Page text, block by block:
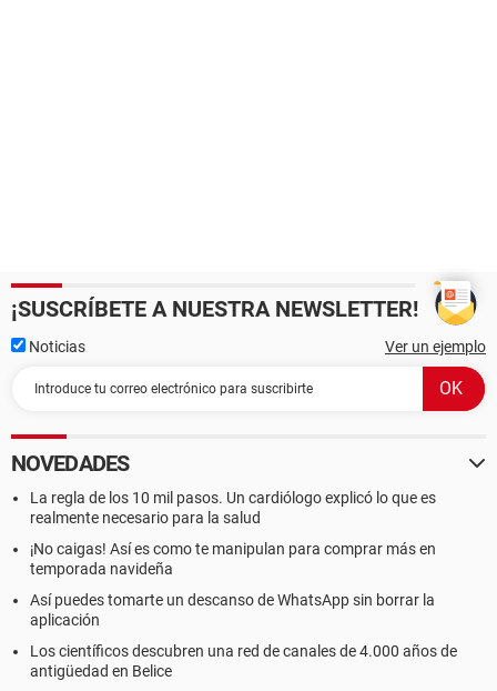
¡SUSCRÍBETE A NUESTRA NEWSLETTER!
Noticias Ver un ejemplo
NOVEDADES
La regla de los 10 mil pasos. Un cardiólogo explicó lo que es
realmente necesario para la salud
¡No caigas! Así es como te manipulan para comprar más en
temporada navideña
Así puedes tomarte un descanso de WhatsApp sin borrar la
aplicación
Los científicos descubren una red de canales de 4.000 años de
antigüedad en Belice